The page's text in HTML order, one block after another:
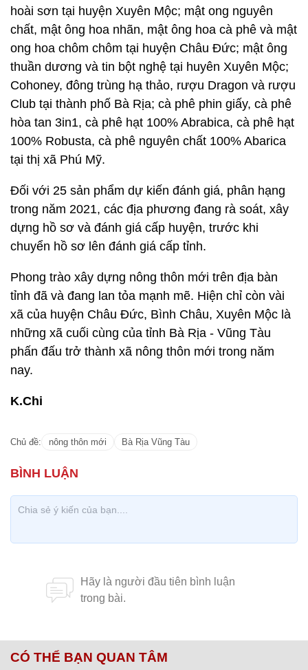
hoài sơn tại huyện Xuyên Mộc; mật ong nguyên
chất, mật ông hoa nhãn, mật ông hoa cà phê và mật
ong hoa chôm chôm tại huyện Châu Đức; mật ông
thuần dương và tin bột nghệ tại huyên Xuyên Mộc;
Cohoney, đông trùng hạ thảo, rượu Dragon và rượu
Club tại thành phố Bà Rịa; cà phê phin giấy, cà phê
hòa tan 3in1, cà phê hạt 100% Abrabica, cà phê hạt
100% Robusta, cà phê nguyên chất 100% Abarica
tại thị xã Phú Mỹ.
Đối với 25 sản phẩm dự kiến đánh giá, phân hạng
trong năm 2021, các địa phương đang rà soát, xây
dựng hồ sơ và đánh giá cấp huyện, trước khi
chuyển hồ sơ lên đánh giá cấp tỉnh.
Phong trào xây dựng nông thôn mới trên địa bàn
tỉnh đã và đang lan tỏa mạnh mẽ. Hiện chỉ còn vài
xã của huyện Châu Đức, Bình Châu, Xuyên Mộc là
những xã cuối cùng của tỉnh Bà Rịa - Vũng Tàu
phấn đấu trở thành xã nông thôn mới trong năm
nay.
K.Chi
Chủ đề: nông thôn mới Bà Rịa Vũng Tàu
CÓ THỂ BẠN QUAN TÂM